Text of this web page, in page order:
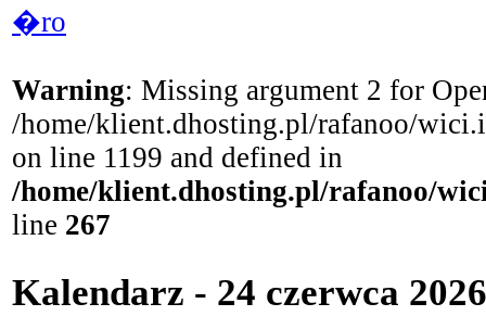
�ro
Warning: Missing argument 2 for
/home/klient.dhosting.pl/rafanoo/
on line 1199 and defined in
/home/klient.dhosting.pl/rafanoo/
line 267
Kalendarz - 24 czerwca